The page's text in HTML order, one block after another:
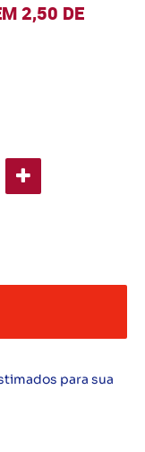
2,50 DE
para sua